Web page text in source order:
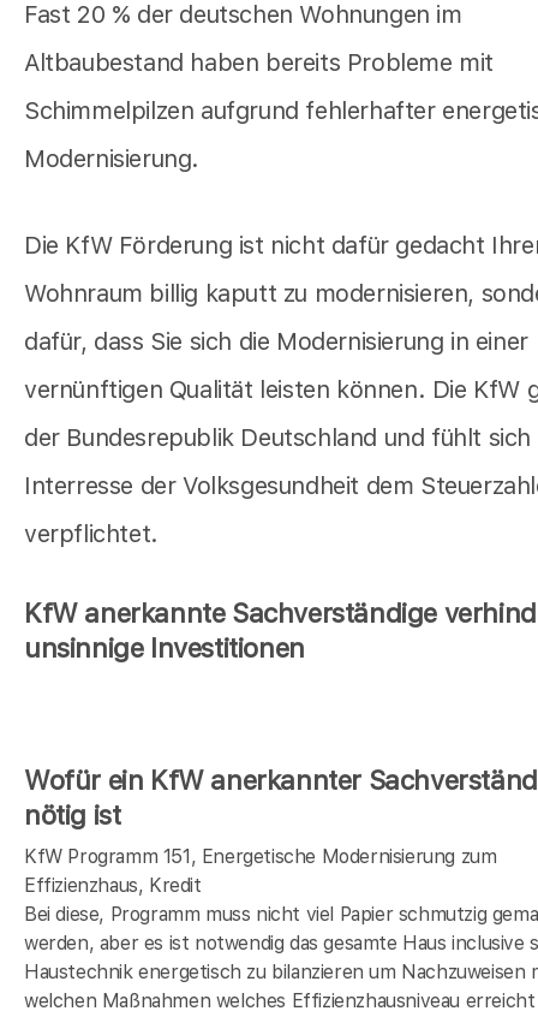
Fast 20 % der deutschen Wohnungen im
Altbaubestand haben bereits Probleme mit
Schimmelpilzen aufgrund fehlerhafter
Modernisierung.
Die KfW Förderung ist nicht dafür gedacht
Wohnraum billig kaputt zu modernisieren,
dafür, dass Sie sich die Modernisierung in einer
vernünftigen Qualität leisten können. Die KfW
der Bundesrepublik Deutschland und fühlt sich
Interresse der Volksgesundheit dem
verpflichtet.
KfW anerkannte Sachverständige
unsinnige Investitionen
Wofür ein KfW anerkannter
nötig ist
KfW Programm 151, Energetische Modernisierung zum
Effizienzhaus, Kredit
Bei diese, Programm muss nicht viel Papier schmutzig
werden, aber es ist notwendig das gesamte Haus inclusive
Haustechnik energetisch zu bilanzieren um Nachzuweisen
welchen Maßnahmen welches Effizienzhausniveau